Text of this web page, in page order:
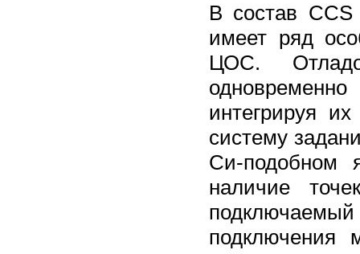
B cостав
имеет ряд
ЦОС.
интегрируя
систему
Си-подобном
наличие
подключения